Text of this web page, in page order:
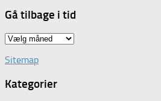
Gå tilbage i tid
Gå
iSitemap
Kategorier